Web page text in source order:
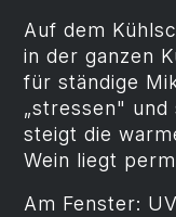
Auf dem
in der ganzen
für ständige
„stressen" und
steigt die
Wein liegt
Am Fenster: